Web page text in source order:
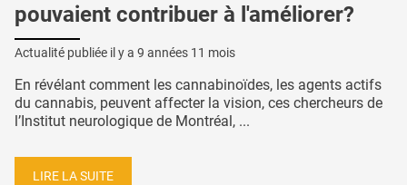
pouvaient contribuer à l'améliorer?
Actualité publiée il y a 9 années 11 mois
En révélant comment les cannabinoïdes, les agents actifs
du cannabis, peuvent affecter la vision, ces chercheurs de
l’Institut neurologique de Montréal, ...
LIRE LA SUITE